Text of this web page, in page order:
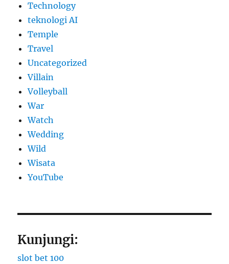
Technology
teknologi AI
Temple
Travel
Uncategorized
Villain
Volleyball
War
Watch
Wedding
Wild
Wisata
YouTube
Kunjungi:
slot bet 100